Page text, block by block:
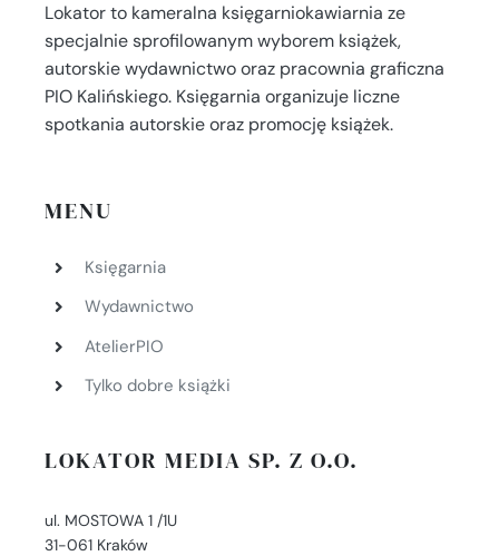
Lokator to kameralna księgarniokawiarnia ze
specjalnie sprofilowanym wyborem książek,
autorskie wydawnictwo oraz pracownia graficzna
PIO Kalińskiego. Księgarnia organizuje liczne
spotkania autorskie oraz promocję książek.
MENU
Księgarnia
Wydawnictwo
AtelierPIO
Tylko dobre książki
LOKATOR MEDIA SP. Z O.O.
ul. MOSTOWA 1 /1U
31-061 Kraków